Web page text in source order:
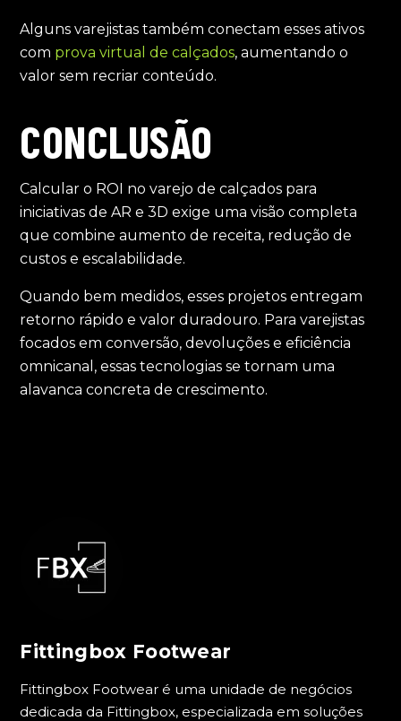
Alguns varejistas também conectam esses ativos
com prova virtual de calçados, aumentando o
valor sem recriar conteúdo.
CONCLUSÃO
Calcular o ROI no varejo de calçados para
iniciativas de AR e 3D exige uma visão completa
que combine aumento de receita, redução de
custos e escalabilidade.
Quando bem medidos, esses projetos entregam
retorno rápido e valor duradouro. Para varejistas
focados em conversão, devoluções e eficiência
omnicanal, essas tecnologias se tornam uma
alavanca concreta de crescimento.
Fittingbox Footwear
Fittingbox Footwear é uma unidade de negócios
dedicada da Fittingbox, especializada em soluções